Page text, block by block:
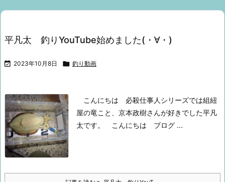
平凡太 釣りYouTube始めました(・∀・)
 2023年10月8日  釣り動画
こんにちは 必殺仕事人シリーズでは組紐
屋の竜こと、京本政樹さんが好きでした平凡
太です。
こんにちは ブログ ...